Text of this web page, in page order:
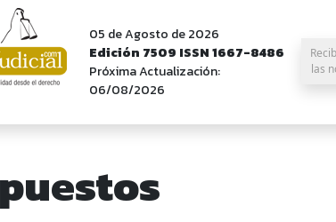
05 de Agosto de 2026
Edición 7509 ISSN 1667-8486
Próxima Actualización:
06/08/2026
las